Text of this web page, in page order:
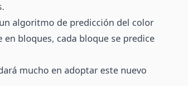
algoritmo de predicción del color
bloques, cada bloque se predice
mucho en adoptar este nuevo